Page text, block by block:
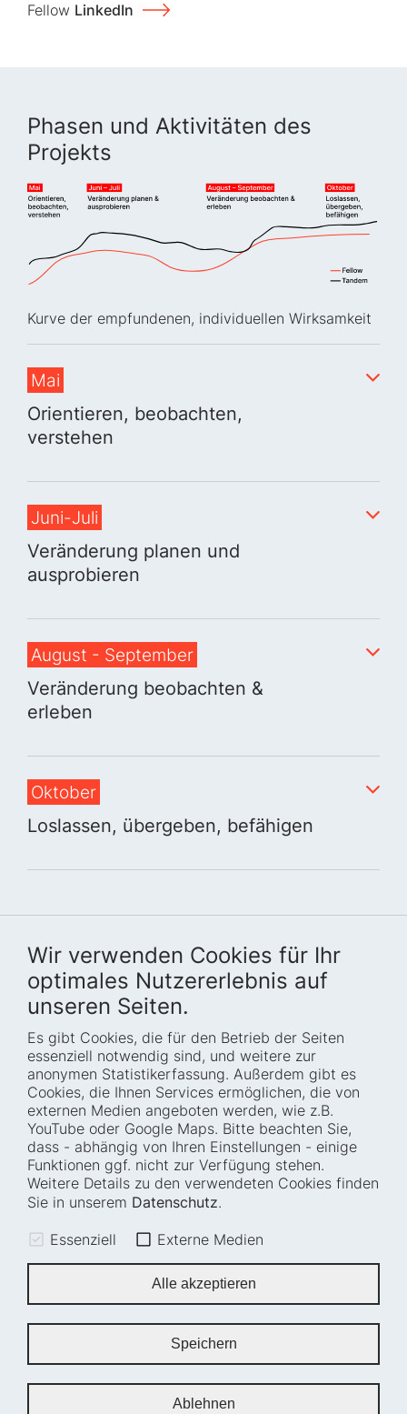
Wir verwenden Cookies für Ihr
optimales Nutzererlebnis auf
unseren Seiten.
Es gibt Cookies, die für den Betrieb der Seiten
essenziell notwendig sind, und weitere zur
anonymen Statistikerfassung. Außerdem gibt es
Cookies, die Ihnen Services ermöglichen, die von
externen Medien angeboten werden, wie z.B.
YouTube oder Google Maps. Bitte beachten Sie,
dass - abhängig von Ihren Einstellungen - einige
Funktionen ggf. nicht zur Verfügung stehen.
Weitere Details zu den verwendeten Cookies finden
Sie in unserem Datenschutz.
Essenziell Externe Medien
Alle akzeptieren
Speichern
Ablehnen
Fellow LinkedIn
Phasen und Aktivitäten des
Projekts
Kurve der empfundenen, individuellen Wirksamkeit
Mai
Orientieren, beobachten,
verstehen
Juni-Juli
Veränderung planen und
ausprobieren
August - September
Veränderung beobachten &
erleben
Oktober
Loslassen, übergeben, befähigen
Startseite
Wer wir sind
Wie wir arbeiten
Projekte
Fellowships
Karriere
Blog
Presse
Termine
Barrierefreiheit
Transparenz
Glossar
Anfahrt und
Leichte Sprache
Gebärdensprache
Impressum
Sitemap
Cookie-Einstellungen